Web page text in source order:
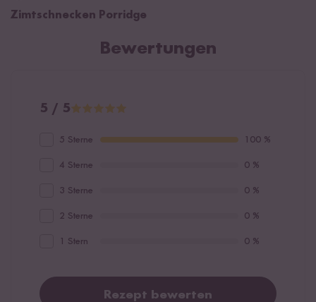
Zimtschnecken Porridge
Bewertungen
5 / 5
5 Sterne 100 %
4 Sterne 0 %
3 Sterne 0 %
2 Sterne 0 %
1 Stern 0 %
Rezept bewerten